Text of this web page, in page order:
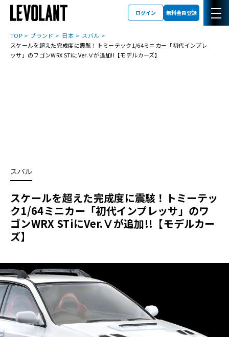
ログイン 無料会員登録
TOP ブランド 日本
スバル
スケールを超えた完成度に震駭！トミーテック1/64ミニカー「初代インプレ
ッサ」のワゴンWRX STiにVer.Ⅴが追加!!【モデルカーズ】
スバル
スケールを超えた完成度に震駭！トミーテッ
ク1/64ミニカー「初代インプレッサ」のワ
ゴンWRX STiにVer.Ⅴが追加!!【モデルカー
ズ】